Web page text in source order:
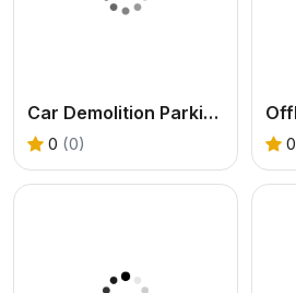
Car Demolition Parking Place Multiplayer
0 (0) 0